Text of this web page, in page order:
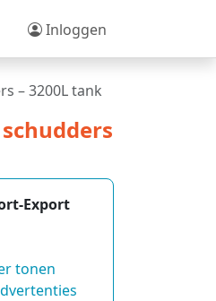
Inloggen
– 3200L tank
Export
tonen